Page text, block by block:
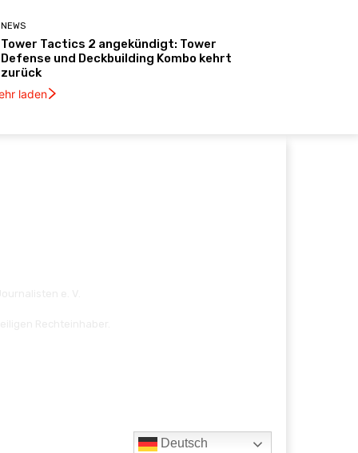
NEWS
Tower Tactics 2 angekündigt: Tower
Defense und Deckbuilding Kombo kehrt
zurück
laden
Deutsch